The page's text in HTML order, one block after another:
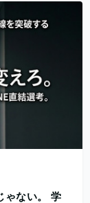
ゃない。 学